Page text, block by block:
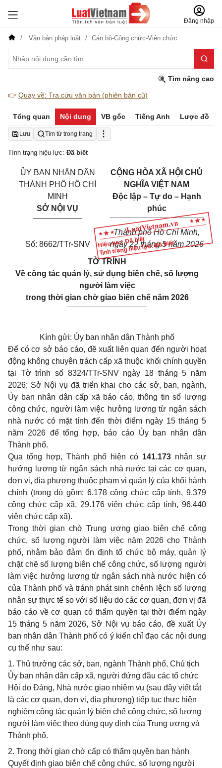
Đăng nhập
Văn bản pháp luật Cán bộ-Công chức-Viên chức
Tìm nâng cao
👉 Quay về: Tra cứu văn bản (phiên bản cũ)
Tổng quan Nội dung VB gốc Tiếng Anh Lược đồ
Lưu Tìm từ trong trang
Tình trạng hiệu lực: Đã biết
Hiệu lực: Đã biết
Tình trạng hiệu lực: Đã biết
ỦY BAN NHÂN DÂN
THÀNH PHỐ HỒ CHÍ
MINH
SỞ NỘI VỤ
___________
Số: 8662/TTr-SNV
CỘNG HÒA XÃ HỘI CHỦ
NGHĨA VIỆT NAM
Độc lập – Tự do – Hạnh
phúc
_____________________
Thành phố Hồ Chí Minh,
ngày 22 tháng 5 năm 2026
TỜ TRÌNH
Về công tác quản lý, sử dụng biên chế, số lượng
người làm việc
trong thời gian chờ giao biên chế năm 2026
__________________
Kính gửi: Ủy ban nhân dân Thành phố
Để có cơ sở báo cáo, đề xuất liên quan đến người hoạt
động không chuyên trách cấp xã thuộc khối chính quyền
tại Tờ trình số 8324/TTr-SNV ngày 18 tháng 5 năm
2026; Sở Nội vụ đã triển khai cho các sở, ban, ngành,
Ủy ban nhân dân cấp xã báo cáo, thông tin số lượng
công chức, người làm việc hưởng lương từ ngân sách
nhà nước có mặt tính đến thời điểm ngày 15 tháng 5
năm 2026 để tổng hợp, báo cáo Ủy ban nhân dân
Thành phố.
Qua tổng hợp, Thành phố hiện có 141.173 nhân sự
hưởng lương từ ngân sách nhà nước tại các cơ quan,
đơn vị, địa phương thuộc phạm vi quản lý của khối hành
chính (trong đó gồm: 6.178 công chức cấp tỉnh, 9.379
công chức cấp xã, 29.176 viên chức cấp tỉnh, 96.440
viên chức cấp xã).
Trong thời gian chờ Trung ương giao biên chế công
chức, số lượng người làm việc năm 2026 cho Thành
phố, nhằm bảo đảm ổn định tổ chức bộ máy, quản lý
chặt chẽ số lượng biên chế công chức, số lượng người
làm việc hưởng lương từ ngân sách nhà nước hiện có
của Thành phố và tránh phát sinh chênh lệch số lượng
nhân sự thực tế so với số liệu do các cơ quan, đơn vị đã
báo cáo về cơ quan có thẩm quyền tại thời điểm ngày
15 tháng 5 năm 2026, Sở Nội vụ báo cáo, đề xuất Ủy
ban nhân dân Thành phố có ý kiến chỉ đạo các nội dung
cụ thể như sau:
1. Thủ trưởng các sở, ban, ngành Thành phố, Chủ tịch
Ủy ban nhân dân cấp xã, người đứng đầu các tổ chức
Hội do Đảng, Nhà nước giao nhiệm vụ (sau đây viết tắt
là các cơ quan, đơn vị, địa phương) tiếp tục thực hiện
nghiêm công tác quản lý biên chế công chức, số lượng
người làm việc theo đúng quy định của Trung ương và
Thành phố.
2. Trong thời gian chờ cấp có thẩm quyền ban hành
Quyết định giao biên chế công chức, số lượng người